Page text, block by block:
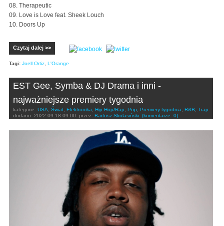
08. Therapeutic
09. Love is Love feat. Sheek Louch
10. Doors Up
Czytaj dalej >>
Tagi: Joell Ortiz L'Orange
EST Gee, Symba & DJ Drama i inni -
najważniejsze premiery tygodnia
kategorie: USA Świat Elektronika Hip-Hop/Rap Pop Premiery tygodnia R&B
Trap
dodano: 2022-09-18 09:00 przez: Bartosz Skolasiński (komentarze: 0)